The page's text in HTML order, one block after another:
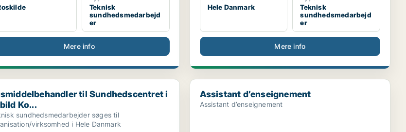
Teknisk
sundhedsmedarbejd
er
Mere info
Hele Danmark
Teknisk
sundhedsmedarbejd
er
Mere info
til Sundhedscentret i Rebild Ko...
til Sundhedscentret i
Ko...
sundhedsmedarbejder søges til
virksomhed i Hele Danmark
Assistant d’enseignement
Assistant d’enseignement
Assistant d’enseignement